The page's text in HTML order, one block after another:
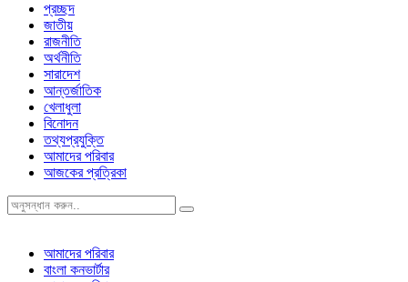
প্রচ্ছদ
জাতীয়
রাজনীতি
অর্থনীতি
সারাদেশ
আন্তর্জাতিক
খেলাধুলা
বিনোদন
তথ্যপ্রযুক্তি
আমাদের পরিবার
আজকের প্রত্রিকা
আমাদের পরিবার
বাংলা কনভার্টার